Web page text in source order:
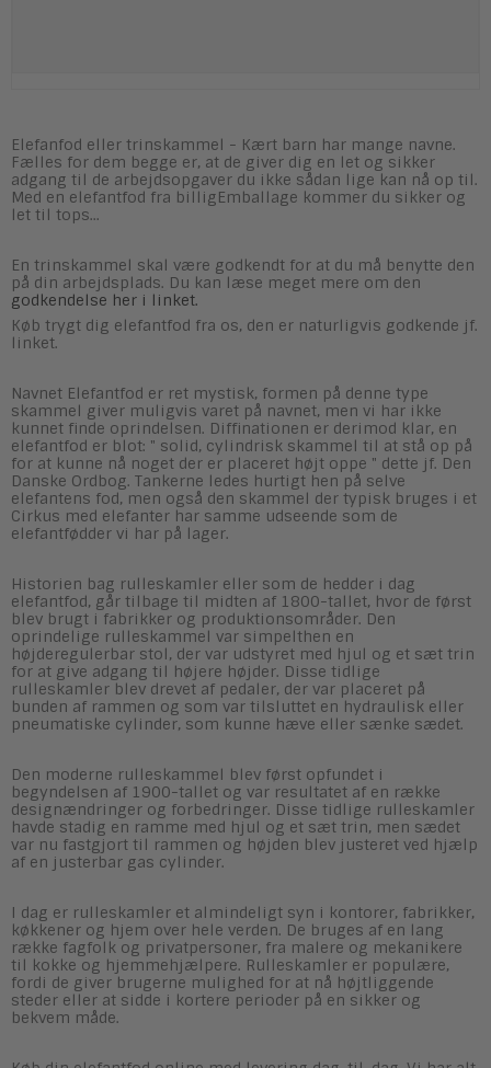
Elefanfod eller trinskammel - Kært barn har mange navne.
Fælles for dem begge er, at de giver dig en let og sikker
adgang til de arbejdsopgaver du ikke sådan lige kan nå op til.
Med en elefantfod fra billigEmballage kommer du sikker og
let til tops...
En trinskammel skal være godkendt for at du må benytte den
på din arbejdsplads. Du kan læse meget mere om den
godkendelse her i linket.
Køb trygt dig elefantfod fra os, den er naturligvis godkende jf.
linket.
Navnet Elefantfod er ret mystisk, formen på denne type
skammel giver muligvis varet på navnet, men vi har ikke
kunnet finde oprindelsen. Diffinationen er derimod klar, en
elefantfod er blot: " solid, cylindrisk skammel til at stå op på
for at kunne nå noget der er placeret højt oppe " dette jf. Den
Danske Ordbog. Tankerne ledes hurtigt hen på selve
elefantens fod, men også den skammel der typisk bruges i et
Cirkus med elefanter har samme udseende som de
elefantfødder vi har på lager.
Historien bag rulleskamler eller som de hedder i dag
elefantfod, går tilbage til midten af ​​1800-tallet, hvor de først
blev brugt i fabrikker og produktionsområder. Den
oprindelige rulleskammel var simpelthen en
højderegulerbar stol, der var udstyret med hjul og et sæt trin
for at give adgang til højere højder. Disse tidlige
rulleskamler blev drevet af pedaler, der var placeret på
bunden af ​​rammen og som var tilsluttet en hydraulisk eller
pneumatiske cylinder, som kunne hæve eller sænke sædet.
Den moderne rulleskammel blev først opfundet i
begyndelsen af ​​1900-tallet og var resultatet af en række
designændringer og forbedringer. Disse tidlige rulleskamler
havde stadig en ramme med hjul og et sæt trin, men sædet
var nu fastgjort til rammen og højden blev justeret ved hjælp
af en justerbar gas cylinder.
I dag er rulleskamler et almindeligt syn i kontorer, fabrikker,
køkkener og hjem over hele verden. De bruges af en lang
række fagfolk og privatpersoner, fra malere og mekanikere
til kokke og hjemmehjælpere. Rulleskamler er populære,
fordi de giver brugerne mulighed for at nå højtliggende
steder eller at sidde i kortere perioder på en sikker og
bekvem måde.